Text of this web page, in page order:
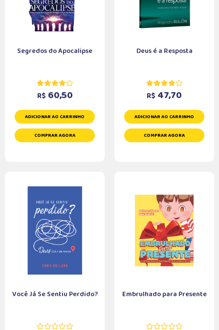
Segredos do Apocalipse
R$ 60,50
ADICIONAR AO CARRINHO
COMPRAR AGORA
Deus é a Resposta
R$ 47,70
ADICIONAR AO CARRINHO
COMPRAR AGORA
Você Já Se Sentiu Perdido? Embrulhado para Presente